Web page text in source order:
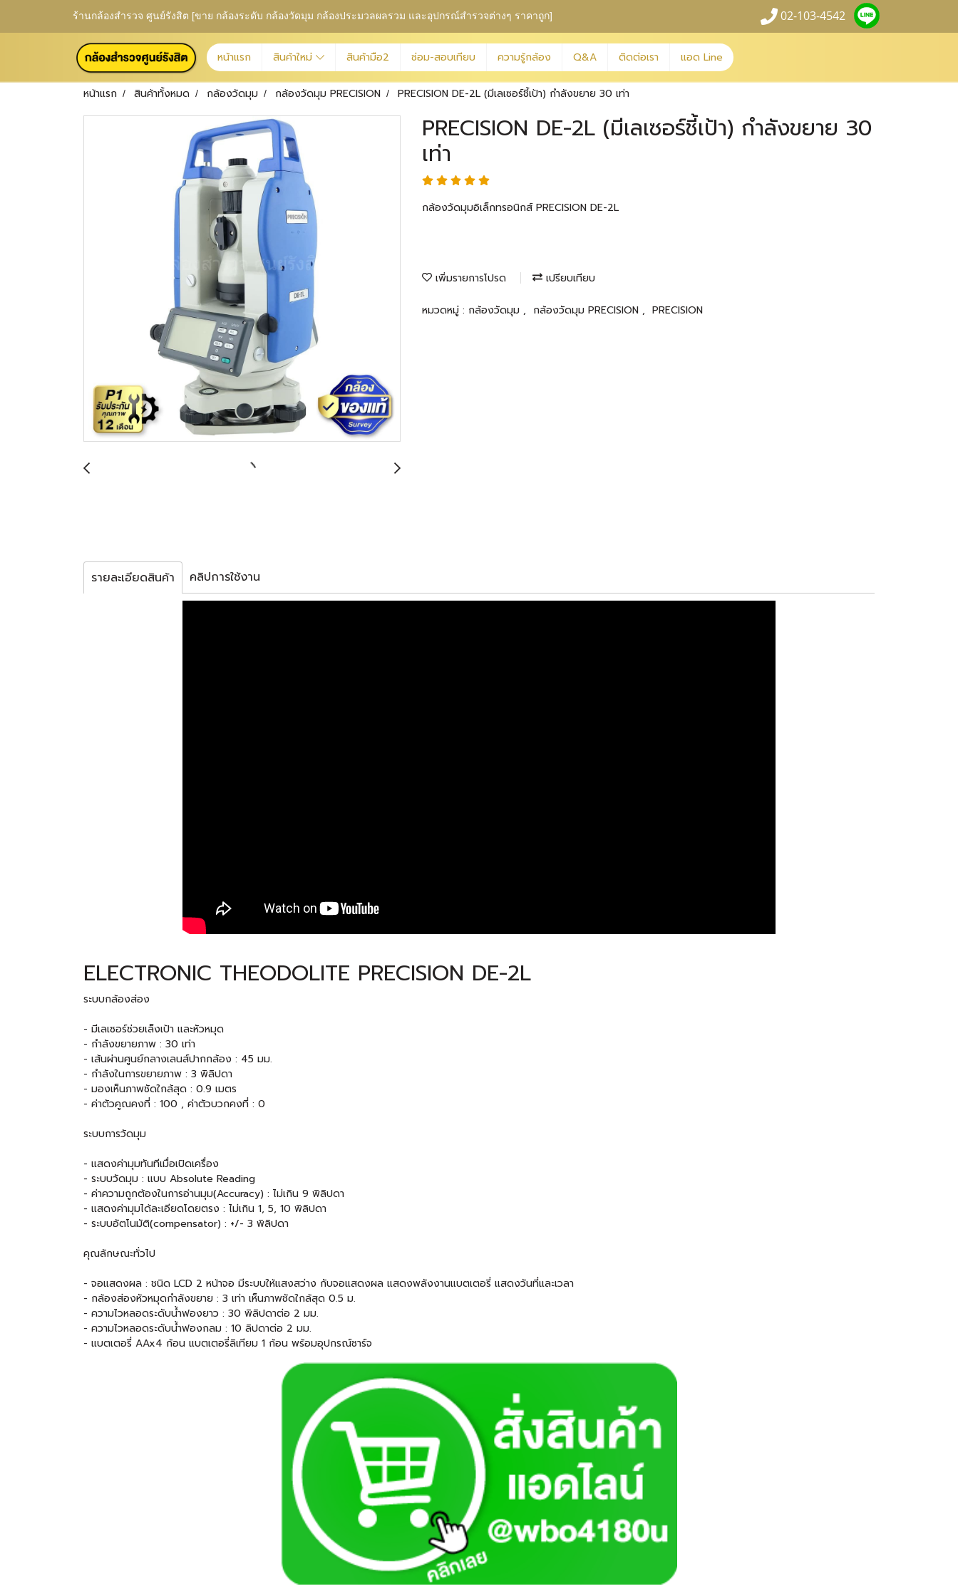
ร้านกล้องสำรวจ ศูนย์รังสิต [ขาย กล้องระดับ กล้องวัดมุม กล้องประมวลผลรวม และอุปกรณ์สำรวจต่างๆ ราคาถูก] 02-103-4542
หน้าแรก สินค้าใหม่ สินค้ามือ2 ซ่อม-สอบเทียบ ความรู้กล้อง Q&A ติดต่อเรา แอด Line
หน้าแรก สินค้าทั้งหมด กล้องวัดมุม กล้องวัดมุม PRECISION PRECISION DE-2L (มีเลเซอร์ชี้เป้า) กำลังขยาย 30 เท่า
PRECISION DE-2L (มีเลเซอร์ชี้เป้า) กำลังขยาย 30
เท่า
กล้องวัดมุมอิเล็กทรอนิกส์ PRECISION DE-2L
เพิ่มรายการโปรด เปรียบเทียบ
หมวดหมู่ : กล้องวัดมุม , กล้องวัดมุม PRECISION , PRECISION
รายละเอียดสินค้า คลิปการใช้งาน
ELECTRONIC THEODOLITE PRECISION DE-2L
ระบบกล้องส่อง
- มีเลเซอร์ช่วยเล็งเป้า และหัวหมุด
- กำลังขยายภาพ : 30 เท่า
- เส้นผ่านศูนย์กลางเลนส์ปากกล้อง : 45 มม.
- กำลังในการขยายภาพ : 3 พิลิปดา
- มองเห็นภาพชัดใกล้สุด : 0.9 เมตร
- ค่าตัวคูณคงที่ : 100 , ค่าตัวบวกคงที่ : 0
ระบบการวัดมุม
- แสดงค่ามุมทันทีเมื่อเปิดเครื่อง
- ระบบวัดมุม : แบบ Absolute Reading
- ค่าความถูกต้องในการอ่านมุม(Accuracy) : ไม่เกิน 9 พิลิปดา
- แสดงค่ามุมได้ละเอียดโดยตรง : ไม่เกิน 1, 5, 10 พิลิปดา
- ระบบอัตโนมัติ(compensator) : +/- 3 พิลิปดา
คุณลักษณะทั่วไป
- จอแสดงผล : ชนิด LCD 2 หน้าจอ มีระบบให้แสงสว่าง กับจอแสดงผล แสดงพลังงานแบตเตอรี่ แสดงวันที่และเวลา
- กล้องส่องหัวหมุดกำลังขยาย : 3 เท่า เห็นภาพชัดใกล้สุด 0.5 ม.
- ความไวหลอดระดับน้ำฟองยาว : 30 พิลิปดาต่อ 2 มม.
- ความไวหลอดระดับน้ำฟองกลม : 10 ลิปดาต่อ 2 มม.
- แบตเตอรี่ AAx4 ก้อน แบตเตอรี่ลิเทียม 1 ก้อน พร้อมอุปกรณ์ชาร์จ